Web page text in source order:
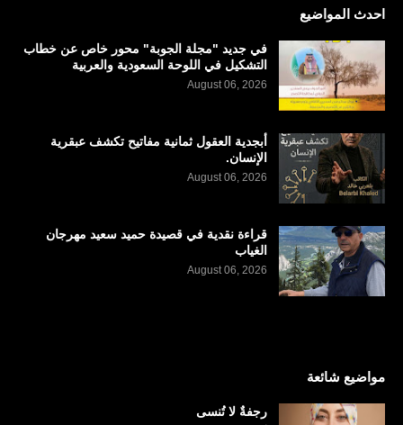
احدث المواضيع
في جديد "مجلة الجوبة" محور خاص عن خطاب
التشكيل في اللوحة السعودية والعربية
August 06, 2026
أبجدية العقول ثمانية مفاتيح تكشف عبقرية
الإنسان.
August 06, 2026
قراءة نقدية في قصيدة حميد سعيد مهرجان
الغياب
August 06, 2026
مواضيع شائعة
رجفةٌ لا تُنسى